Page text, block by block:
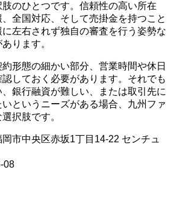
のひとつです。信頼性の高い所在
全国対応、そして売掛金を持つこと
左右されず独自の審査を行う姿勢な
ります。
形態の細かい部分、営業時間や休日
しておく必要があります。それでも
銀行融資が難しい、または取引先に
というニーズがある場合、九州ファ
択肢です。
市中央区赤坂1丁目14-22 センチュ
08